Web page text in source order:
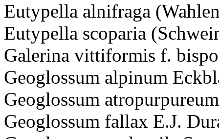
Eutypella alnifraga
Eutypella scoparia
Galerina vittiformis f.
Geoglossum alpinum
Geoglossum
Geoglossum fallax E.J.